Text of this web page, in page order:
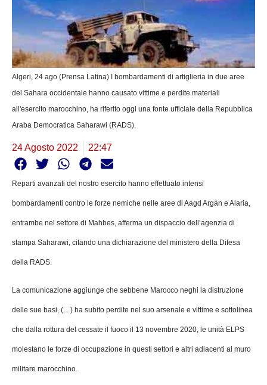
Algeri, 24 ago (Prensa Latina) I bombardamenti di artiglieria in due aree
del Sahara occidentale hanno causato vittime e perdite materiali
all'esercito marocchino, ha riferito oggi una fonte ufficiale della Repubblica
Araba Democratica Saharawi (RADS).
24 Agosto 2022 22:47
Reparti avanzati del nostro esercito hanno effettuato intensi
bombardamenti contro le forze nemiche nelle aree di Aagd Argàn e Alaria,
entrambe nel settore di Mahbes, afferma un dispaccio dell’agenzia di
stampa Saharawi, citando una dichiarazione del ministero della Difesa
della RADS.
La comunicazione aggiunge che sebbene Marocco neghi la distruzione
delle sue basi, (…) ha subito perdite nel suo arsenale e vittime e sottolinea
che dalla rottura del cessate il fuoco il 13 novembre 2020, le unità ELPS
molestano le forze di occupazione in questi settori e altri adiacenti al muro
militare marocchino.